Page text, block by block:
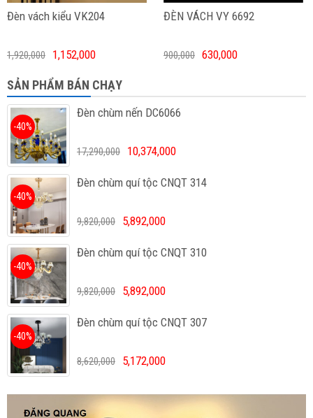
Đèn vách kiểu VK204
1,920,000 1,152,000
ĐÈN VÁCH VY 6692
900,000 630,000
SẢN PHẨM BÁN CHẠY
Đèn chùm nến DC6066
-40%
17,290,000 10,374,000
Đèn chùm quí tộc CNQT 314
-40%
9,820,000 5,892,000
Đèn chùm quí tộc CNQT 310
-40%
9,820,000 5,892,000
Đèn chùm quí tộc CNQT 307
-40%
8,620,000 5,172,000